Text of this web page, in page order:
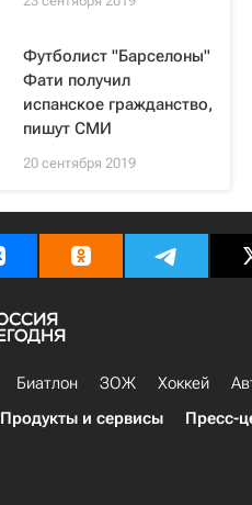
Футболист "Барселоны"
Фати получил
испанское гражданство,
пишут СМИ
20 сентября 2019
Биатлон ЗОЖ Хоккей
Продукты и сервисы Пресс-